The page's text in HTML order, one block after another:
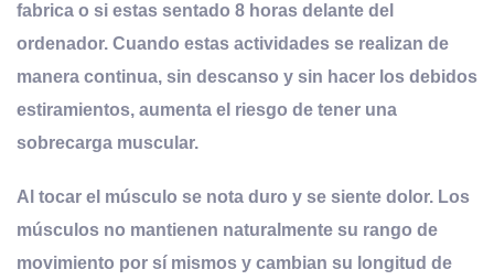
fabrica o si estas sentado 8 horas delante del
ordenador. Cuando estas actividades se realizan de
manera continua, sin descanso y sin hacer los debidos
estiramientos, aumenta el riesgo de tener una
sobrecarga muscular.
Al tocar el músculo se nota duro y se siente dolor. Los
músculos no mantienen naturalmente su rango de
movimiento por sí mismos y cambian su longitud de